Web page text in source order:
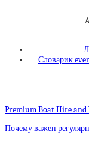
Словарик
Premium Boat Hire and
Почему важен